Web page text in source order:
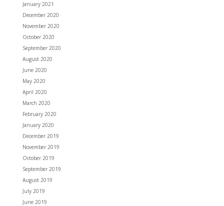
January 2021
December 2020
November 2020
October 2020
September 2020
August 2020
June 2020
May 2020
April 2020
March 2020
February 2020
January 2020
December 2019
November 2019
October 2019
September 2019
August 2019
July 2019
June 2019